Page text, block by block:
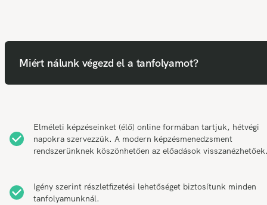
Miért nálunk végezd el a tanfolyamot?
Elméleti képzéseinket (élő) online formában tartjuk, hétvégi
napokra szervezzük. A modern képzésmenedzsment
rendszerünknek köszönhetően az előadások
Igény szerint részletfizetési lehetőséget biztosítunk minden
tanfolyamunknál.